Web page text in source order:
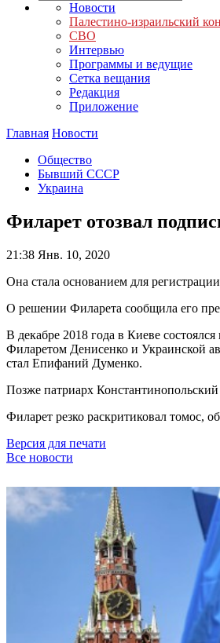
Новости
Палестино-израильский
СВО
Интервью
Программы и ведущие
Сетка вещания
Редакция
Приложение
Главная Новости
Общество
Бывший СССР
Украина
Филарет отозвал
21:38 Янв. 10, 2020
Она стала основанием для
О решении Филарета сообщила его
В декабре 2018 года в Киеве
Филаретом Денисенко и Украинской
стал Епифаний Думенко.
Позже патриарх
Филарет резко раскритиковал томос,
Версия для печати
Все новости